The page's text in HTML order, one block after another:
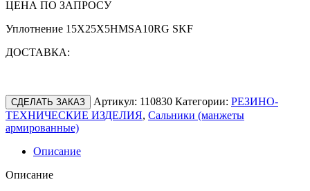
ЦЕНА ПО ЗАПРОСУ
Уплотнение 15X25X5HMSA10RG SKF
ДОСТАВКА:
СДЕЛАТЬ ЗАКАЗ Артикул: 110830 Категории: РЕЗИНО-
ТЕХНИЧЕСКИЕ ИЗДЕЛИЯ, Сальники (манжеты
армированные)
Описание
Описание